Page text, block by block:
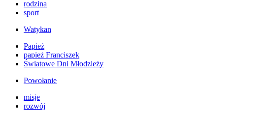
rodzina
sport
Watykan
Papież
papież Franciszek
Światowe Dni Młodzieży
Powołanie
misje
rozwój